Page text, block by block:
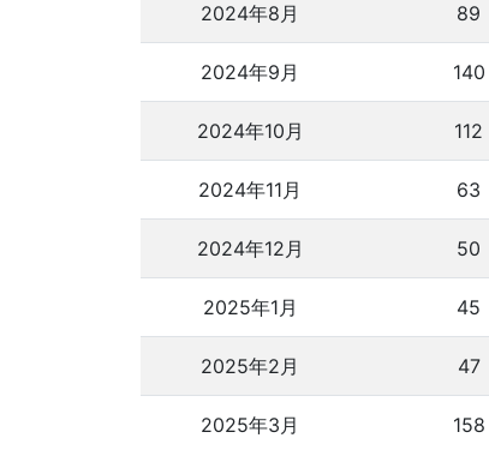
2024年8月 89
2024年9月 140
2024年10月 112
2024年11月 63
2024年12月 50
2025年1月 45
2025年2月 47
2025年3月 158